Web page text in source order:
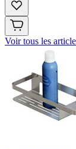
Voir tous les